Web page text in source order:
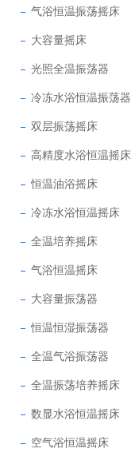
气浴恒温振荡摇床
大容量摇床
光照全温振荡器
冷冻水浴恒温振荡器
双层振荡摇床
高精度水浴恒温摇床
恒温油浴摇床
冷冻水浴恒温摇床
全温培养摇床
气浴恒温摇床
大容量振荡器
恒温恒湿振荡器
全温气浴振荡器
全温振荡培养摇床
数显水浴恒温摇床
空气浴恒温摇床